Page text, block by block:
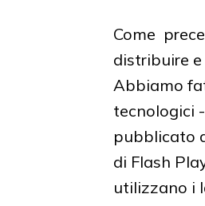
Come
distribuire
Abbiamo
tecnologici
pubblicato
di Flash
utilizzano i